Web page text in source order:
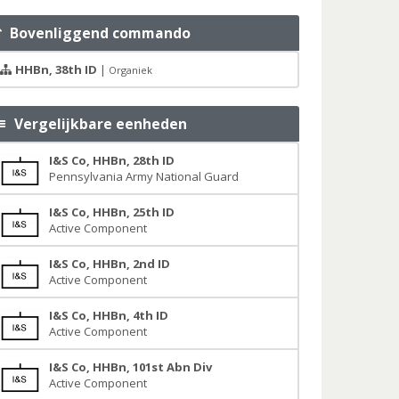
Bovenliggend commando
HHBn, 38th ID | Organiek
Vergelijkbare eenheden
I&S Co, HHBn, 28th ID
Pennsylvania Army National Guard
I&S Co, HHBn, 25th ID
Active Component
I&S Co, HHBn, 2nd ID
Active Component
I&S Co, HHBn, 4th ID
Active Component
I&S Co, HHBn, 101st Abn Div
Active Component